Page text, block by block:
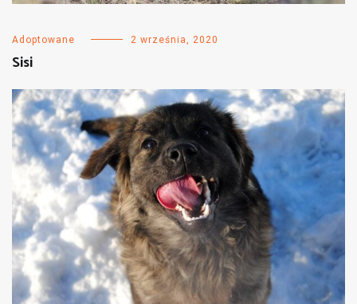
Adoptowane 2 września, 2020
Sisi